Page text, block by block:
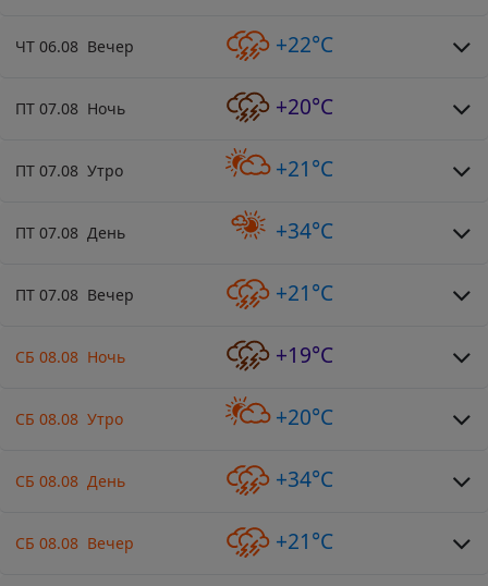
ЧТ 06.08 Вечер +22°C
ПТ 07.08 Ночь +20°C
ПТ 07.08 Утро +21°C
ПТ 07.08 День +34°C
ПТ 07.08 Вечер +21°C
СБ 08.08 Ночь +19°C
СБ 08.08 Утро +20°C
СБ 08.08 День +34°C
СБ 08.08 Вечер +21°C